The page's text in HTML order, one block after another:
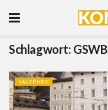
Schlagwort: GSWB
SALZBURG